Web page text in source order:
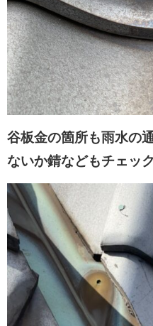
谷板金の箇所も雨水の
ないか錆などもチェッ